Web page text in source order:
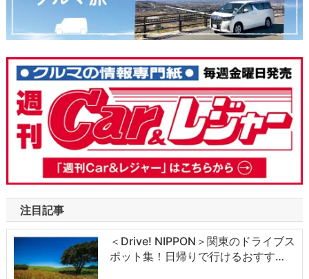
注目記事
＜Drive! NIPPON＞関東のドライブス
ポット集！日帰りで行けるおすす…